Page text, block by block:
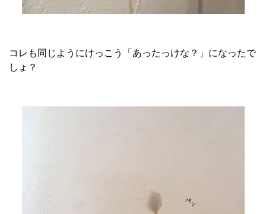
コレも同じようにけっこう「あったっけな？」になったで
しょ？